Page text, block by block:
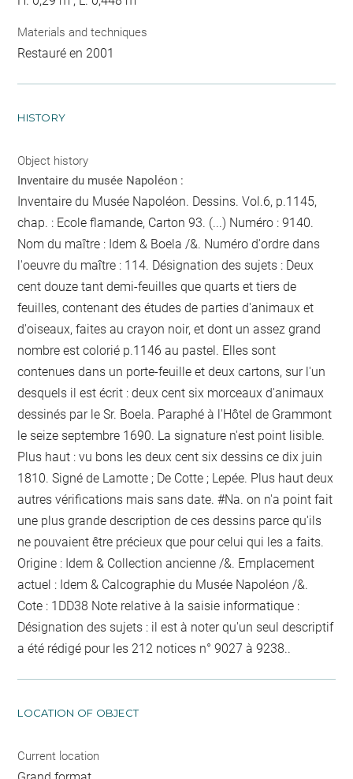
Materials and techniques
Restauré en 2001
HISTORY
Object history
Inventaire du musée Napoléon :
Inventaire du Musée Napoléon. Dessins. Vol.6, p.1145,
chap. : Ecole flamande, Carton 93. (...) Numéro : 9140.
Nom du maître : Idem & Boela /&. Numéro d'ordre dans
l'oeuvre du maître : 114. Désignation des sujets : Deux
cent douze tant demi-feuilles que quarts et tiers de
feuilles, contenant des études de parties d'animaux et
d'oiseaux, faites au crayon noir, et dont un assez grand
nombre est colorié p.1146 au pastel. Elles sont
contenues dans un porte-feuille et deux cartons, sur l'un
desquels il est écrit : deux cent six morceaux d'animaux
dessinés par le Sr. Boela. Paraphé à l'Hôtel de Grammont
le seize septembre 1690. La signature n'est point lisible.
Plus haut : vu bons les deux cent six dessins ce dix juin
1810. Signé de Lamotte ; De Cotte ; Lepée. Plus haut deux
autres vérifications mais sans date. #Na. on n'a point fait
une plus grande description de ces dessins parce qu'ils
ne pouvaient être précieux que pour celui qui les a faits.
Origine : Idem & Collection ancienne /&. Emplacement
actuel : Idem & Calcographie du Musée Napoléon /&.
Cote : 1DD38 Note relative à la saisie informatique :
Désignation des sujets : il est à noter qu'un seul descriptif
a été rédigé pour les 212 notices n° 9027 à 9238..
LOCATION OF OBJECT
Current location